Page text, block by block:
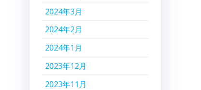
2024年3月
2024年2月
2024年1月
2023年12月
2023年11月